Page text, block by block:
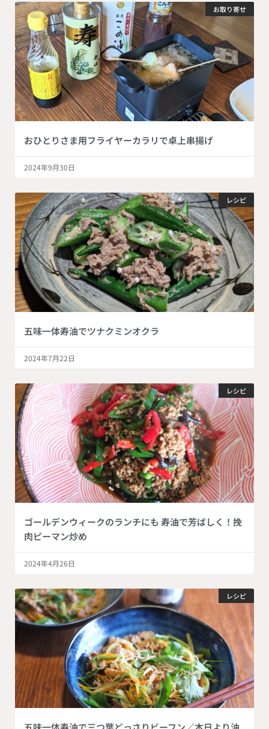
お取り寄せ
おひとりさま用フライヤーカラリで卓上串揚げ
2024年9月30日
レシピ
五味一体寿油でツナクミンオクラ
2024年7月22日
レシピ
ゴールデンウィークのランチにも 寿油で芳ばしく！挽
肉ピーマン炒め
2024年4月26日
レシピ